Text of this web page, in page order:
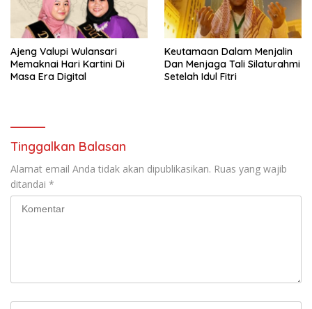
Ajeng Valupi Wulansari
Memaknai Hari Kartini Di
Masa Era Digital
Keutamaan Dalam Menjalin
Dan Menjaga Tali Silaturahmi
Setelah Idul Fitri
Tinggalkan Balasan
Alamat email Anda tidak akan dipublikasikan. Ruas yang wajib
ditandai *